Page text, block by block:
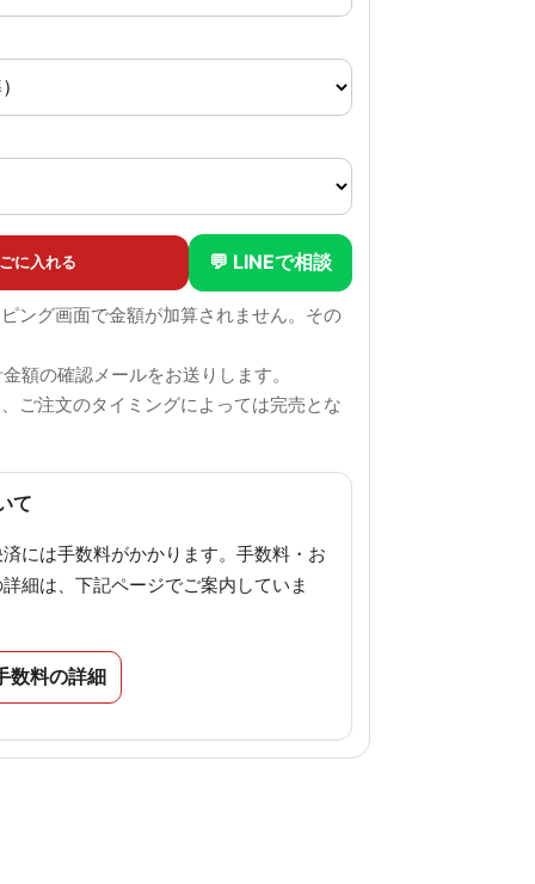
に入れる 💬 LINEで相談
ング画面で金額が加算されません。その
額の確認メールをお送りします。
ご注文のタイミングによっては完売とな
て
には手数料がかかります。手数料・お
細は、下記ページでご案内していま
数料の詳細